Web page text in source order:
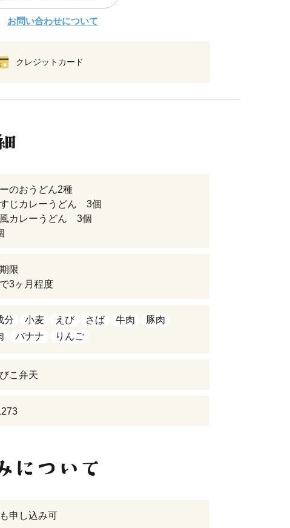
お問い合わせについて
クレジットカード
のおうどん2種
すじカレーうどん 3個
風カレーうどん 3個
限
3ヶ月程度
分 小麦 えび さば 牛肉
豚肉
バナナ りんご
こ弁天
申し込み可